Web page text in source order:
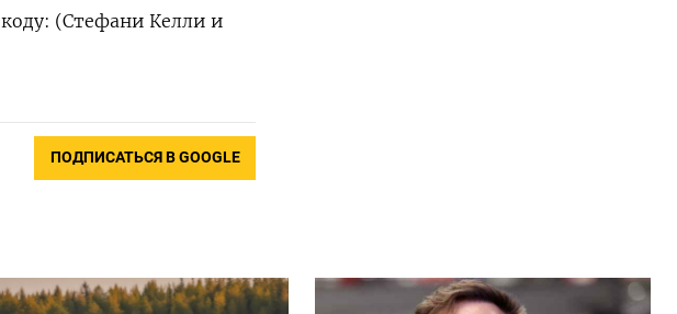
(Стефани Келли и
ПОДПИСАТЬСЯ В GOOGLE